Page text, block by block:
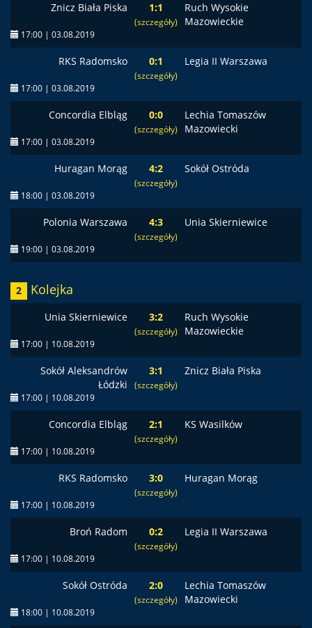
Znicz Biała Piska 1:1
(szczegóły)
Ruch Wysokie
Mazowieckie
17:00 | 03.08.2019
RKS Radomsko 0:1
(szczegóły)
Legia II Warszawa
17:00 | 03.08.2019
Concordia Elbląg 0:0
(szczegóły)
Lechia Tomaszów
Mazowiecki
17:00 | 03.08.2019
Huragan Morąg 4:2
(szczegóły)
Sokół Ostróda
18:00 | 03.08.2019
Polonia Warszawa 4:3
(szczegóły)
Unia Skierniewice
19:00 | 03.08.2019
2 Kolejka
Unia Skierniewice 3:2
(szczegóły)
Ruch Wysokie
Mazowieckie
17:00 | 10.08.2019
Sokół Aleksandrów
Łódzki
3:1
(szczegóły)
Znicz Biała Piska
17:00 | 10.08.2019
Concordia Elbląg 2:1
(szczegóły)
KS Wasilków
17:00 | 10.08.2019
RKS Radomsko 3:0
(szczegóły)
Huragan Morąg
17:00 | 10.08.2019
Broń Radom 0:2
(szczegóły)
Legia II Warszawa
17:00 | 10.08.2019
Sokół Ostróda 2:0
(szczegóły)
Lechia Tomaszów
Mazowiecki
18:00 | 10.08.2019